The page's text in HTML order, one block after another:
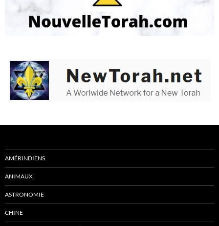
AMÉRINDIENS
ANIMAUX
ASTRONOMIE
CHINE